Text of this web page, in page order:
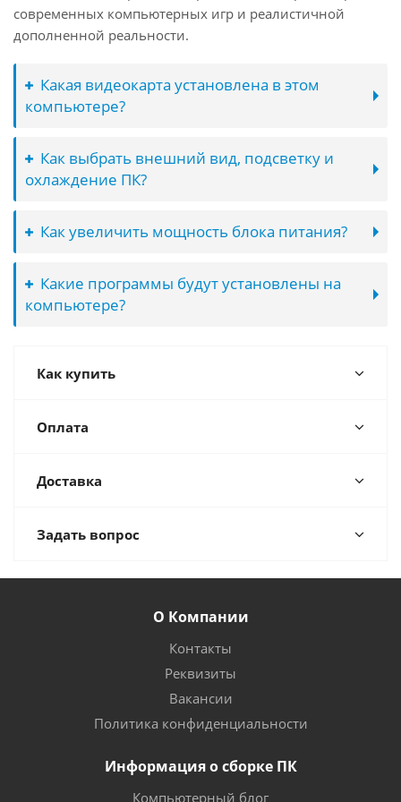
современных компьютерных игр и реалистичной
дополненной реальности.
Какая видеокарта установлена в этом
компьютере?
Как выбрать внешний вид, подсветку и
охлаждение ПК?
Как увеличить мощность блока питания?
Какие программы будут установлены на
компьютере?
Как купить
Оплата
Доставка
Задать вопрос
О Компании
Контакты
Реквизиты
Вакансии
Политика конфиденциальности
Информация о сборке ПК
Компьютерный блог